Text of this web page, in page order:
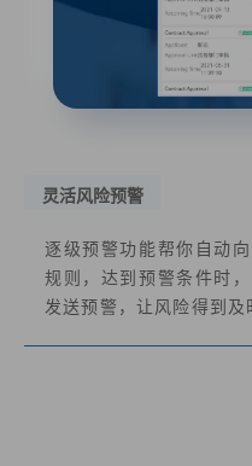
灵活风险预警
逐级预警功能帮你自动
规则，达到预警条件时
发送预警，让风险得到及